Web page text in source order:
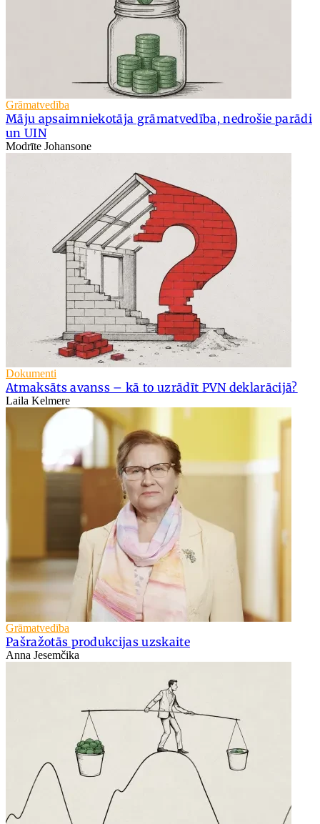
Grāmatvedība
Māju apsaimniekotāja grāmatvedība, nedrošie parādi
un UIN
Modrīte Johansone
Dokumenti
Atmaksāts avanss – kā to uzrādīt PVN deklarācijā?
Laila Kelmere
Grāmatvedība
Pašražotās produkcijas uzskaite
Anna Jesemčika